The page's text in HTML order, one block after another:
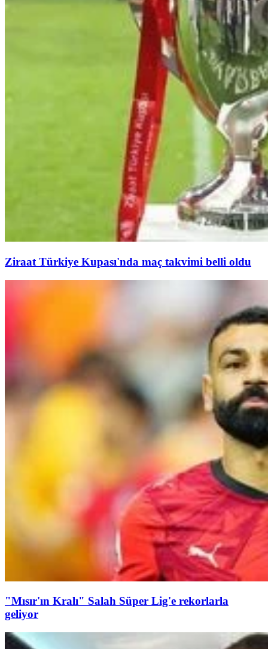
Ziraat Türkiye Kupası'nda maç takvimi belli oldu
"Mısır'ın Kralı" Salah Süper Lig'e rekorlarla
geliyor